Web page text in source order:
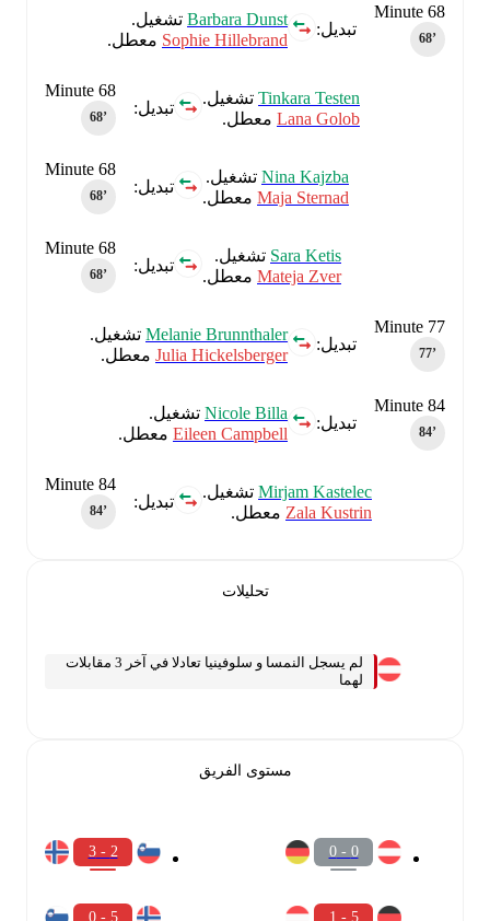
تبديل:
Barbara Dunstتشغيل.
Sophie Hillebrandمعطل.
Minute 68
Minute 68
تبديل:
Tinkara Testenتشغيل.
Lana Golobمعطل.
Minute 68
تبديل:
Nina Kajzbaتشغيل.
Maja Sternadمعطل.
Minute 68
تبديل:
Sara Ketisتشغيل.
Mateja Zverمعطل.
تبديل:
Melanie Brunnthalerتشغيل.
Julia Hickelsbergerمعطل.
Minute 77
تبديل:
Nicole Billaتشغيل.
Eileen Campbellمعطل.
Minute 84
Minute 84
تبديل:
Mirjam Kastelecتشغيل.
Zala Kustrinمعطل.
تحليلات
لم يسجل النمسا و سلوفينيا تعادلا في آخر 3 مقابلات
لهما
مستوى الفريق
0 - 0
5 - 1
2 - 3
5 - 0